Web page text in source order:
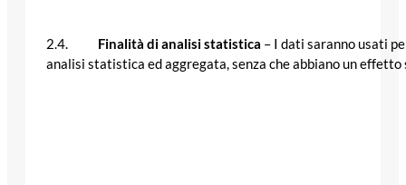
2.4. Finalità di analisi statistica – I dati saranno usati
analisi statistica ed aggregata, senza che abbiano un